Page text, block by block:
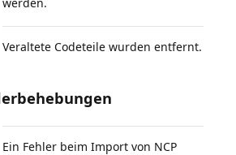
Veraltete Codeteile wurden entfernt.
Ein Fehler beim Import von NCP